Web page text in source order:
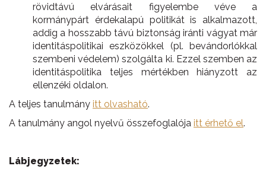
rövidtávú elvárásait figyelembe véve a
kormánypárt érdekalapú politikát is alkalmazott,
addig a hosszabb távú biztonság iránti vágyat már
identitáspolitikai eszközökkel (pl. bevándorlókkal
szembeni védelem) szolgálta ki. Ezzel szemben az
identitáspolitika teljes mértékben hiányzott az
ellenzéki oldalon.
A teljes tanulmány itt olvasható.
A tanulmány angol nyelvű összefoglalója itt érhető el.
Lábjegyzetek: